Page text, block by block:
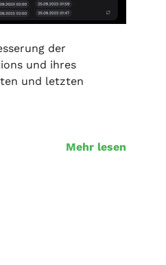
der
und ihres
und letzten
Mehr lesen